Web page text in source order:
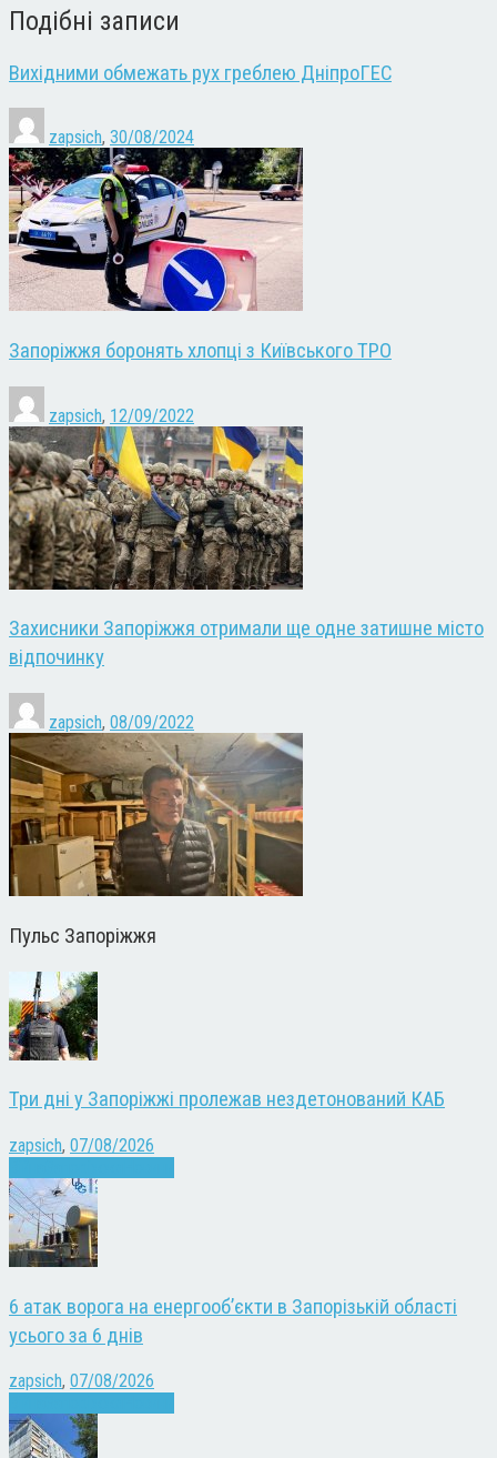
Подібні записи
Вихідними обмежать рух греблею ДніпроГЕС
zapsich, 30/08/2024
Запоріжжя боронять хлопці з Київського ТРО
zapsich, 12/09/2022
Захисники Запоріжжя отримали ще одне затишне місто
відпочинку
zapsich, 08/09/2022
Пульс Запоріжжя
Три дні у Запоріжжі пролежав нездетонований КАБ
zapsich, 07/08/2026
6 атак ворога на енергооб’єкти в Запорізькій області
усього за 6 днів
zapsich, 07/08/2026